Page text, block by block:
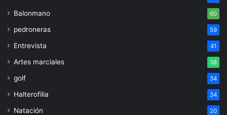
Balonmano 60
pedroneras 59
Entrevista 41
Artes marciales 38
golf 34
Halterofilia 34
Natación 20